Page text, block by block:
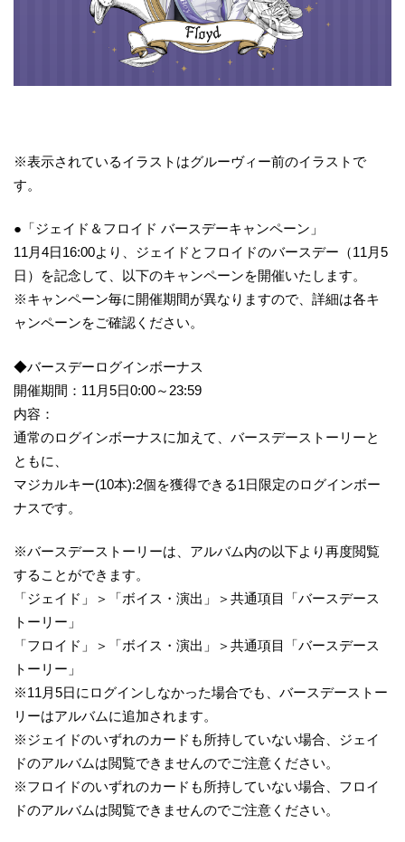
※表示されているイラストはグルーヴィー前のイラストで
す。
●「ジェイド＆フロイド バースデーキャンペーン」
11月4日16:00より、ジェイドとフロイドのバースデー（11月5
日）を記念して、以下のキャンペーンを開催いたします。
※キャンペーン毎に開催期間が異なりますので、詳細は各キ
ャンペーンをご確認ください。
◆バースデーログインボーナス
開催期間：11月5日0:00～23:59
内容：
通常のログインボーナスに加えて、バースデーストーリーと
ともに、
マジカルキー(10本):2個を獲得できる1日限定のログインボー
ナスです。
※バースデーストーリーは、アルバム内の以下より再度閲覧
することができます。
「ジェイド」＞「ボイス・演出」＞共通項目「バースデース
トーリー」
「フロイド」＞「ボイス・演出」＞共通項目「バースデース
トーリー」
※11月5日にログインしなかった場合でも、バースデーストー
リーはアルバムに追加されます。
※ジェイドのいずれのカードも所持していない場合、ジェイ
ドのアルバムは閲覧できませんのでご注意ください。
※フロイドのいずれのカードも所持していない場合、フロイ
ドのアルバムは閲覧できませんのでご注意ください。